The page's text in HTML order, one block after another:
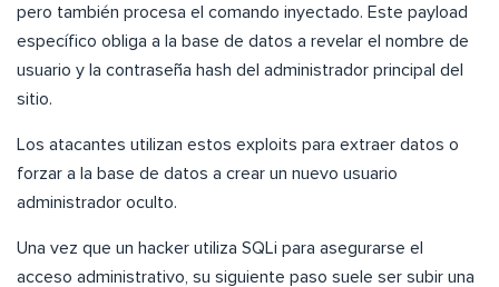
pero también procesa el comando inyectado. Este payload
específico obliga a la base de datos a revelar el nombre de
usuario y la contraseña hash del administrador principal del
sitio.
Los atacantes utilizan estos exploits para extraer datos o
forzar a la base de datos a crear un nuevo usuario
administrador oculto.
Una vez que un hacker utiliza SQLi para asegurarse el
acceso administrativo, su siguiente paso suele ser subir una